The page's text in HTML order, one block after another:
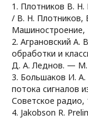
1. Плотников В. Н.
/ В. Н. Плотников,
Машиностроение,
2. Аграновский А.
обработки и
Д. А. Леднов. — М.
3. Большаков И.
потока сигналов
Советское радио,
4. Jakobson R.